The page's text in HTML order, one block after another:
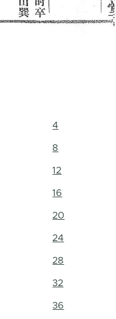
4
8
12
16
20
24
28
32
36